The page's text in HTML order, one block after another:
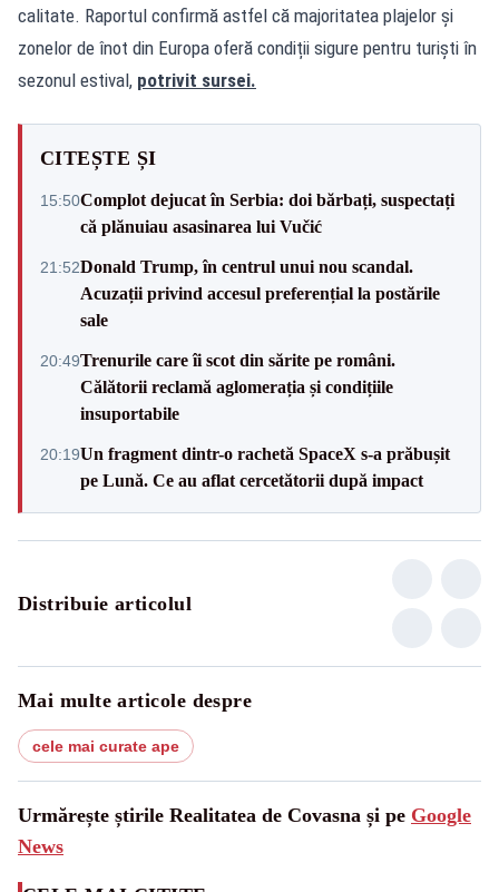
calitate. Raportul confirmă astfel că majoritatea plajelor și
zonelor de înot din Europa oferă condiții sigure pentru turiști în
sezonul estival, potrivit sursei.
CITEȘTE ȘI
15:50Complot dejucat în Serbia: doi bărbați, suspectați
că plănuiau asasinarea lui Vučić
21:52Donald Trump, în centrul unui nou scandal.
Acuzații privind accesul preferențial la postările
sale
20:49Trenurile care îi scot din sărite pe români.
Călătorii reclamă aglomerația și condițiile
insuportabile
20:19Un fragment dintr-o rachetă SpaceX s-a prăbușit
pe Lună. Ce au aflat cercetătorii după impact
Distribuie articolul
Mai multe articole despre
cele mai curate ape
Urmărește știrile Realitatea de Covasna și pe Google
News